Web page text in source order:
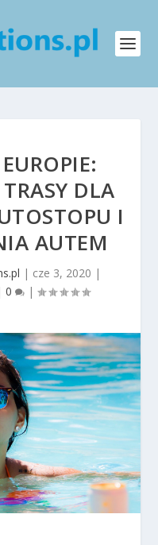
DLA
I
AUTEM
| cze 3, 2020 |
0 |